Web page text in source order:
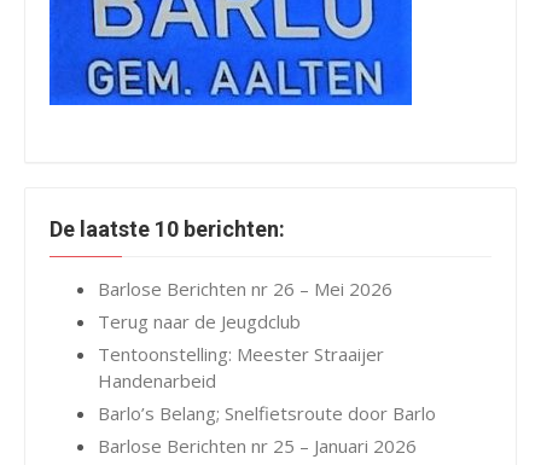
De laatste 10 berichten:
Barlose Berichten nr 26 – Mei 2026
Terug naar de Jeugdclub
Tentoonstelling: Meester Straaijer
Handenarbeid
Barlo’s Belang; Snelfietsroute door Barlo
Barlose Berichten nr 25 – Januari 2026